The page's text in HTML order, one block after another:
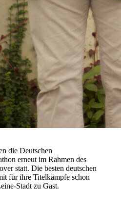
die Deutschen
erneut im Rahmen des
statt. Die besten deutschen
für ihre Titelkämpfe schon
Stadt zu Gast.